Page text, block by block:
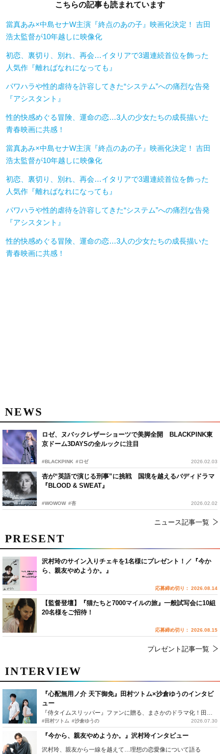
こちらの記事も読まれています
當真あみ×中島セナW主演『終点のあの子』映画化決定！ 吉田
浩太監督が10年越しに映像化
初恋、裏切り、別れ、再会…イタリアで3週連続首位を飾った
人気作『離ればなれになっても』
パワハラや性的虐待を許容してきた“システム”への痛烈な告発
『アシスタント』
性的快感めぐる冒険、運命の恋…3人の少女たちの成長描いた
青春映画に共感！
當真あみ×中島セナW主演『終点のあの子』映画化決定！ 吉田
浩太監督が10年越しに映像化
初恋、裏切り、別れ、再会…イタリアで3週連続首位を飾った
人気作『離ればなれになっても』
パワハラや性的虐待を許容してきた“システム”への痛烈な告発
『アシスタント』
性的快感めぐる冒険、運命の恋…3人の少女たちの成長描いた
青春映画に共感！
NEWS
ロゼ、ヌバックレザーショーツで美脚全開 BLACKPINK東
京ドーム3DAYSの全ルックに注目
#BLACKPINK #ロゼ 2026.02.03
杏が“英語で演じる刑事”に挑戦 国境を越えるバディドラマ
『BLOOD & SWEAT』
#WOWOW #杏 2026.02.02
ニュース記事一覧
INTERVIEW
『心配無用ノ介 天下御免』田村ツトム×沙倉ゆうのインタビ
ュー
#田村ツトム #沙倉ゆうの 2026.07.30
『今から、親友やめようか。』沢村玲インタビュー
沢村玲、親友から一線を越えて…理想の恋愛像について語る
PRESENT
沢村玲のサイン入りチェキを1名様にプレゼント！／『今か
ら、親友やめようか。』
応募締め切り： 2026.08.14
【監督登壇】『猫たちと7000マイルの旅』一般試写会に10組
20名様をご招待！
応募締め切り： 2026.08.15
プレゼント記事一覧